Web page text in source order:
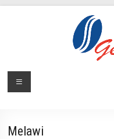
Lembaga
Swadaya
Menu
Melawi